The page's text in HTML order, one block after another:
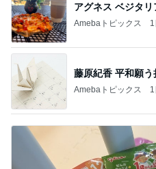
アグネス ベジタ
Amebaトピックス
藤原紀香 平和願
Amebaトピックス